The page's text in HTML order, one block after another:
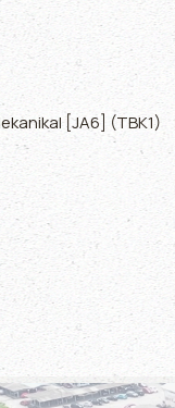
[JA6] (TBK1)